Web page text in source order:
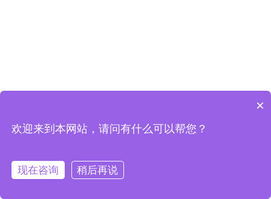
×
欢迎来到本网站，请问有什么可以帮您？
现在咨询 稍后再说